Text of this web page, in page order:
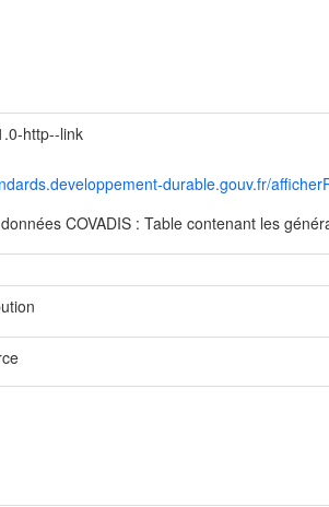
http--link
durable.gouv.fr/
COVADIS : Table contenant les